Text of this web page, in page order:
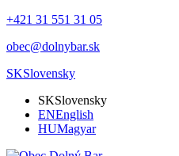
+421 31 551 31 05
obec@dolnybar.sk
SKSlovensky
SKSlovensky
ENEnglish
HUMagyar